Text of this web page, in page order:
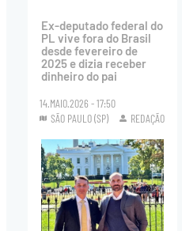
Ex-deputado federal do
PL vive fora do Brasil
desde fevereiro de
2025 e dizia receber
dinheiro do pai
14.MAIO.2026 - 17:50
SÃO PAULO (SP)
REDAÇÃO